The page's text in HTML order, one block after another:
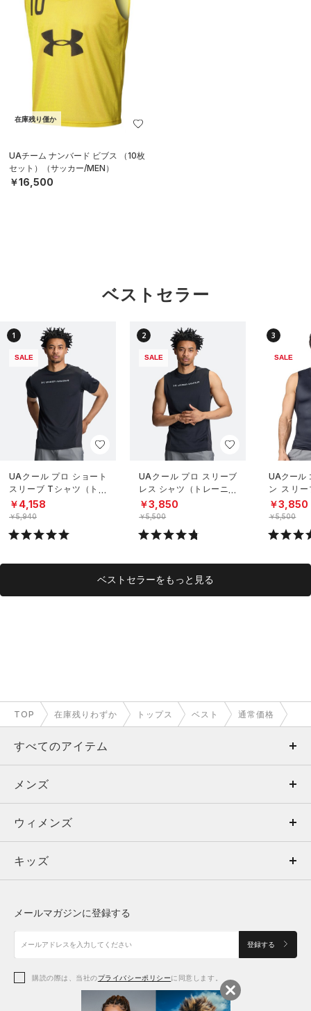
在庫残り僅か
UAチーム ナンバード ビブス （10枚
セット）（サッカー/MEN）
￥16,500
ベストセラー
1
SALE
UAクール プロ ショート
スリーブ Tシャツ（トレ
ーニング/MEN）
￥4,158
￥5,940
2
SALE
UAクール プロ スリーブ
レス シャツ（トレーニン
グ/MEN）
￥3,850
￥5,500
3
SALE
UAクール
ン スリ
（トレー
￥3,850
￥5,500
ベストセラーをもっと見る
TOP 在庫残りわずか トップス ベスト 通常価格
すべてのアイテム
メンズ
ウィメンズ
キッズ
アクセサリー
メンズ
トップス
ボトムス
アクセサリー
ウィメンズ
トップス
シューズ
アクセサリー
キッズ
シューズ
メールマガジンに登録する
登録する
購読の際は、当社のプライバシーポリシーに同意します。